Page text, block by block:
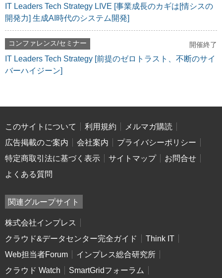
IT Leaders Tech Strategy LIVE [事業成長のカギは[情シスの
開発力] 生成AI時代のシステム開発]
コンファレンス/セミナー 開催終了
IT Leaders Tech Strategy [前提のゼロトラスト、不断のサイ
バーハイジーン]
このサイトについて 利用規約
メルマガ購読
広告掲載のご案内
会社案内
プライバシーポリシー
特定商取引法に基づく表示
サイトマップ
お問合せ
よくある質問
関連グループサイト
株式会社インプレス
クラウド&データセンター完全ガイド
Think IT
Web担当者Forum
インプレス総合研究所
クラウド Watch
SmartGridフォーラム